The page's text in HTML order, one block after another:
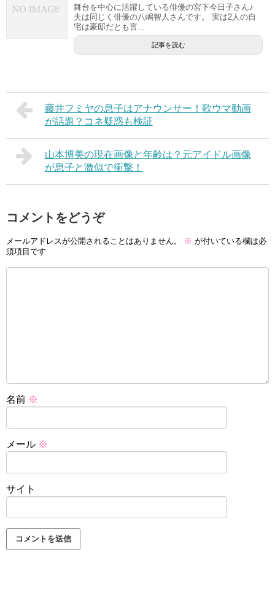
舞台を中心に活躍している俳優の宮下今日子さん♪
夫は同じく俳優の八嶋智人さんです。 実は2人の自
宅は豪邸だとも言...
記事を読む
藤井フミヤの息子はアナウンサー！歌ウマ動画
が話題？コネ疑惑も検証
山本博美の現在画像と年齢は？元アイドル画像
が息子と激似で衝撃！
コメントをどうぞ
メールアドレスが公開されることはありません。 ※ が付いている欄は必
須項目です
名前 ※
メール ※
サイト